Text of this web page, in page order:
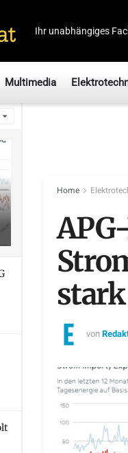
Ihr unabhängiges
Multimedia
Home
stark
von